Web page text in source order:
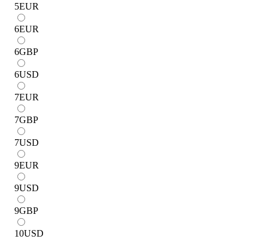
5EUR
6EUR
6GBP
6USD
7EUR
7GBP
7USD
9EUR
9USD
9GBP
10USD